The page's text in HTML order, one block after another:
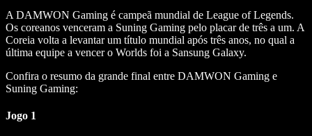
A DAMWON Gaming é campeã mundial de League of Legends.
Os coreanos venceram a Suning Gaming pelo placar de três a um. A
Coreia volta a levantar um título mundial após três anos, no qual a
última equipe a vencer o Worlds foi a Sansung Galaxy.
Confira o resumo da grande final entre DAMWON Gaming e
Suning Gaming:
Jogo 1